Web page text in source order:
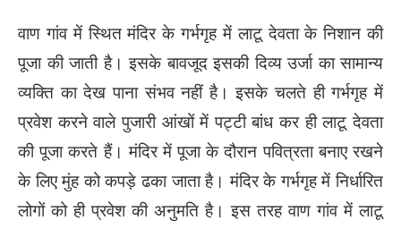
वाण गांव में स्थित मंदिर के गर्भगृह में लाटू देवता के निशान की
पूजा की जाती है। इसके बावजूद इसकी दिव्य उर्जा का सामान्य
व्यक्ति का देख पाना संभव नहीं है। इसके चलते ही गर्भगृह में
प्रवेश करने वाले पुजारी आंखों में पट्टी बांध कर ही लाटू देवता
की पूजा करते हैं। मंदिर में पूजा के दौरान पवित्रता बनाए रखने
के लिए मुंह को कपड़े ढका जाता है। मंदिर के गर्भगृह में निर्धारित
लोगों को ही प्रवेश की अनुमति है। इस तरह वाण गांव में लाटू